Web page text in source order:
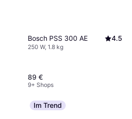
Bosch PSS 300 AE 4.5
250 W, 1.8 kg
89 €
9+ Shops
Im Trend